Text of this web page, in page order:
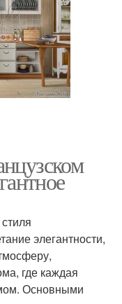
элегантности,
где каждая
Основными